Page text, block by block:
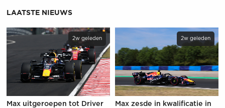
LAATSTE NIEUWS
2w geleden
Max uitgeroepen tot Driver
2w geleden
Max zesde in kwalificatie in